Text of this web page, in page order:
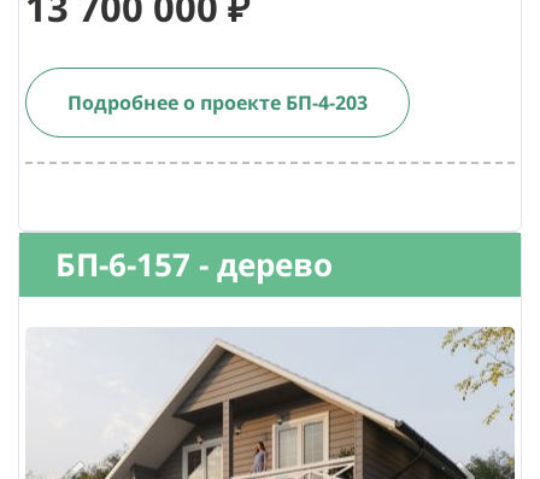
Подробнее о проекте БП-4-203
БП-6-157 - дерево